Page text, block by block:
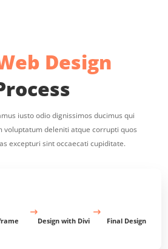
Design
iusto odio dignissimos ducimus qui
voluptatum deleniti atque corrupti quos
excepturi sint occaecati cupiditate.
Design with Divi Final Design